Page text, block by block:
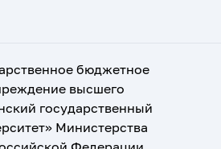
бюджетное
высшего
государственный
Министерства